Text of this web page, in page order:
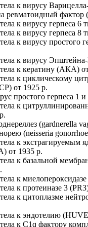
к вирусу
ревматоидный
к вирусу герпеса 6
к вирусу герпеса 8
к вирусу простого
к вирусу
к кератину (АКА)
к циклическому
от 1925 р.
простого герпеса 1 и
к
(gardnerella
(neisseria
к экстрагируемым
от 1935 р.
к базальной
к
к протеиназе 3
к цитоплазме
к эндотелию
к C1q фактору